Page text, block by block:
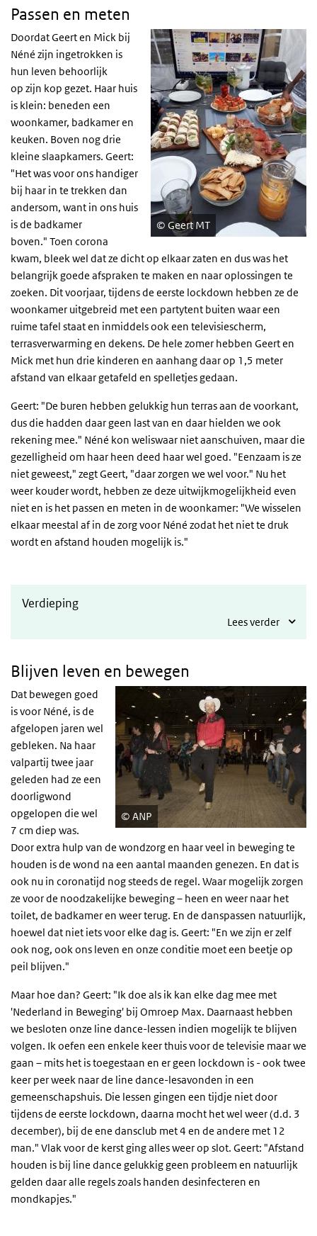
Passen en meten
Geert MT
Doordat Geert en Mick bij
Néné zijn ingetrokken is
hun leven behoorlijk
op zijn kop gezet. Haar huis
is klein: beneden een
woonkamer, badkamer en
keuken. Boven nog drie
kleine slaapkamers. Geert:
"Het was voor ons handiger
bij haar in te trekken dan
andersom, want in ons huis
is de badkamer
boven." Toen corona
kwam, bleek wel dat ze dicht op elkaar zaten en dus was het
belangrijk goede afspraken te maken en naar oplossingen te
zoeken. Dit voorjaar, tijdens de eerste lockdown hebben ze de
woonkamer uitgebreid met een partytent buiten waar een
ruime tafel staat en inmiddels ook een televisiescherm,
terrasverwarming en dekens. De hele zomer hebben Geert en
Mick met hun drie kinderen en aanhang daar op 1,5 meter
afstand van elkaar getafeld en spelletjes gedaan.
Geert: "De buren hebben gelukkig hun terras aan de voorkant,
dus die hadden daar geen last van en daar hielden we ook
rekening mee." Néné kon weliswaar niet aanschuiven, maar die
gezelligheid om haar heen deed haar wel goed. "Eenzaam is ze
niet geweest," zegt Geert, "daar zorgen we wel voor." Nu het
weer kouder wordt, hebben ze deze uitwijkmogelijkheid even
niet en is het passen en meten in de woonkamer: "We wisselen
elkaar meestal af in de zorg voor Néné zodat het niet te druk
wordt en afstand houden mogelijk is."
Verdieping
Lees verder
Blijven leven en bewegen
ANP
Dat bewegen goed
is voor Néné, is de
afgelopen jaren wel
gebleken. Na haar
valpartij twee jaar
geleden had ze een
doorligwond
opgelopen die wel
7 cm diep was.
Door extra hulp van de wondzorg en haar veel in beweging te
houden is de wond na een aantal maanden genezen. En dat is
ook nu in coronatijd nog steeds de regel. Waar mogelijk zorgen
ze voor de noodzakelijke beweging – heen en weer naar het
toilet, de badkamer en weer terug. En de danspassen natuurlijk,
hoewel dat niet iets voor elke dag is. Geert: "En we zijn er zelf
ook nog, ook ons leven en onze conditie moet een beetje op
peil blijven."
Maar hoe dan? Geert: "Ik doe als ik kan elke dag mee met
'Nederland in Beweging' bij Omroep Max. Daarnaast hebben
we besloten onze line dance-lessen indien mogelijk te blijven
volgen. Ik oefen een enkele keer thuis voor de televisie maar we
gaan – mits het is toegestaan en er geen lockdown is - ook twee
keer per week naar de line dance-lesavonden in een
gemeenschapshuis. Die lessen gingen een tijdje niet door
tijdens de eerste lockdown, daarna mocht het wel weer (d.d. 3
december), bij de ene dansclub met 4 en de andere met 12
man." Vlak voor de kerst ging alles weer op slot. Geert: "Afstand
houden is bij line dance gelukkig geen probleem en natuurlijk
gelden daar alle regels zoals handen desinfecteren en
mondkapjes."